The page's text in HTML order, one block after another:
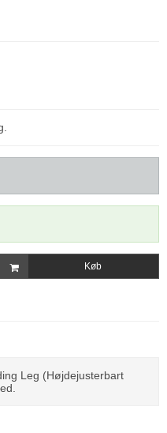
Køb
Leg (Højdejusterbart